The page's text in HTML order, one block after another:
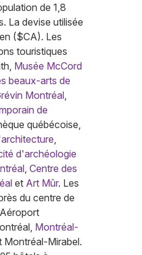
de 1,8
La devise utilisée
($CA). Les
touristiques
Musée McCord
beaux-arts de
Montréal,
de
québécoise,
,
d'archéologie
, Centre des
et Art Mûr. Les
du centre de
Montréal-
Montréal-Mirabel.